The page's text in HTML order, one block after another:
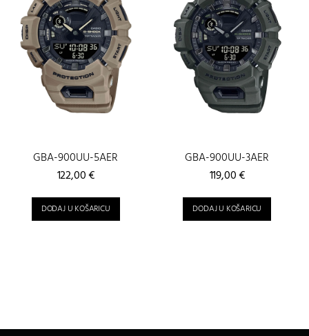
GBA-900UU-5AER
122,00€
DODAJ U KOŠARICU
GBA-900UU-3AER
119,00€
DODAJ U KOŠARICU